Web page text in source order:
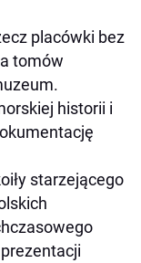
placówki bez
tomów
historii i
starzejącego